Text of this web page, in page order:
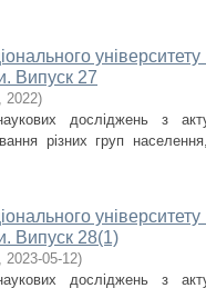
університету
Випуск 27
, 2022)
досліджень з
різних груп населення,
університету
Випуск 28(1)
, 2023-05-12)
досліджень з